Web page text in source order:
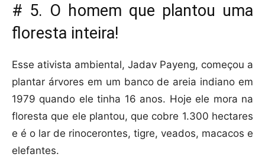
# 5. O homem que plantou uma
floresta inteira!
Esse ativista ambiental, Jadav Payeng, começou a
plantar árvores em um banco de areia indiano em
1979 quando ele tinha 16 anos. Hoje ele mora na
floresta que ele plantou, que cobre 1.300 hectares
e é o lar de rinocerontes, tigre, veados, macacos e
elefantes.